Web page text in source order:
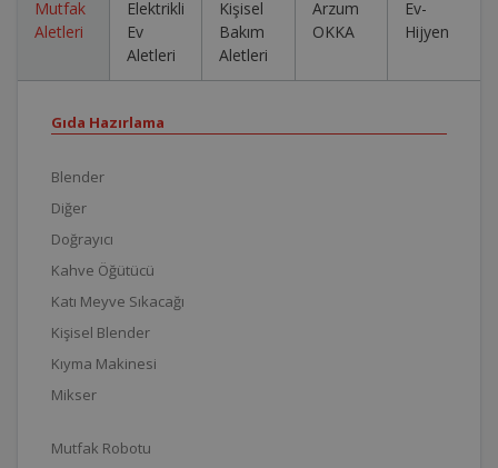
Mutfak
Aletleri
Elektrikli
Ev
Aletleri
Kişisel
Bakım
Aletleri
Arzum
OKKA
Ev-
Hijyen
Gıda Hazırlama
Blender
Diğer
Doğrayıcı
Kahve Öğütücü
Katı Meyve Sıkacağı
Kişisel Blender
Kıyma Makinesi
Mikser
Mutfak Robotu